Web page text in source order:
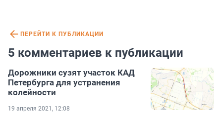
ПЕРЕЙТИ К ПУБЛИКАЦИИ
5 комментариев к публикации
Дорожники сузят участок КАД
Петербурга для устранения
колейности
19 апреля 2021, 12:08